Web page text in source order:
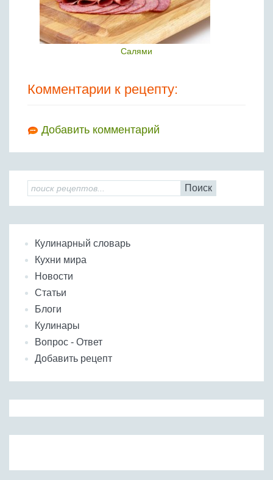
Салями
Комментарии к рецепту:
Добавить комментарий
Поиск
Кулинарный словарь
Кухни мира
Новости
Статьи
Блоги
Кулинары
Вопрос - Ответ
Добавить рецепт